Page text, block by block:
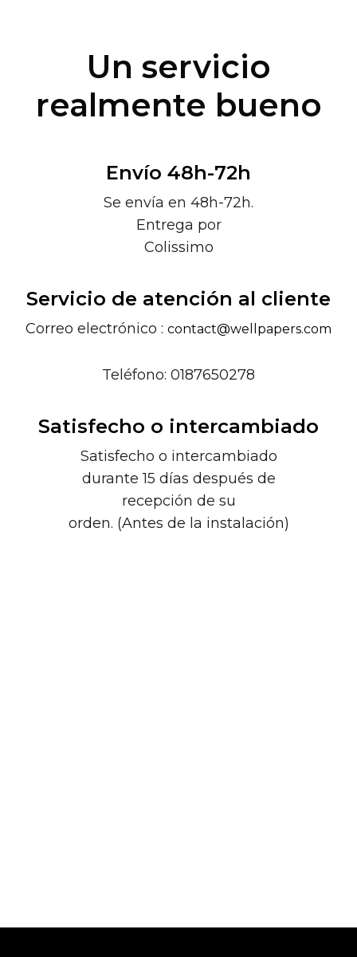
Un servicio
realmente bueno
Envío 48h-72h
Se envía en 48h-72h.
Entrega por
Colissimo
Servicio de atención al cliente
Correo electrónico : contact@wellpapers.com
Teléfono: 0187650278
Satisfecho o intercambiado
Satisfecho o intercambiado
durante 15 días después de
recepción de su
orden. (Antes de la instalación)